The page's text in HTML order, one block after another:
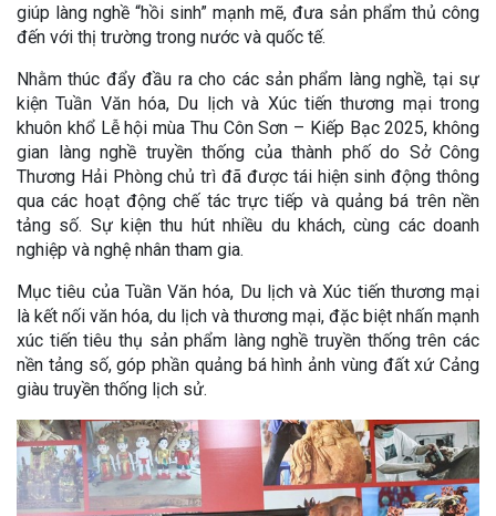
giúp làng nghề “hồi sinh” mạnh mẽ, đưa sản phẩm thủ công
đến với thị trường trong nước và quốc tế.
Nhằm thúc đẩy đầu ra cho các sản phẩm làng nghề, tại sự
kiện Tuần Văn hóa, Du lịch và Xúc tiến thương mại trong
khuôn khổ Lễ hội mùa Thu Côn Sơn – Kiếp Bạc 2025, không
gian làng nghề truyền thống của thành phố do Sở Công
Thương Hải Phòng chủ trì đã được tái hiện sinh động thông
qua các hoạt động chế tác trực tiếp và quảng bá trên nền
tảng số. Sự kiện thu hút nhiều du khách, cùng các doanh
nghiệp và nghệ nhân tham gia.
Mục tiêu của Tuần Văn hóa, Du lịch và Xúc tiến thương mại
là kết nối văn hóa, du lịch và thương mại, đặc biệt nhấn mạnh
xúc tiến tiêu thụ sản phẩm làng nghề truyền thống trên các
nền tảng số, góp phần quảng bá hình ảnh vùng đất xứ Cảng
giàu truyền thống lịch sử.